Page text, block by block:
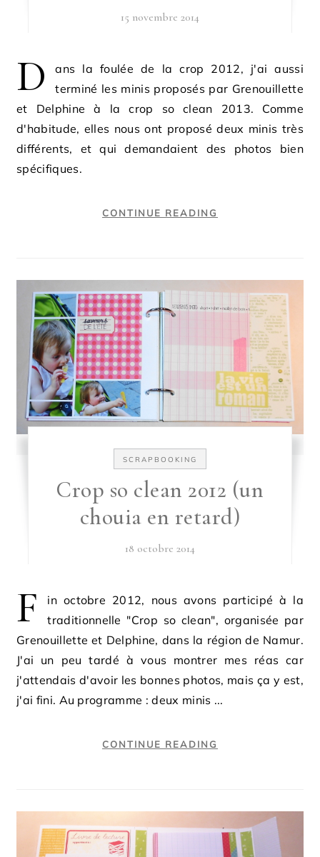
15 novembre 2014
D
ans la foulée de la crop 2012, j'ai aussi
terminé les minis proposés par Grenouillette
et Delphine à la crop so clean 2013. Comme
d'habitude, elles nous ont proposé deux minis très
différents, et qui demandaient des photos bien
spécifiques.
CONTINUE READING
SCRAPBOOKING
Crop so clean 2012 (un
chouia en retard)
18 octobre 2014
F
in octobre 2012, nous avons participé à la
traditionnelle "Crop so clean", organisée par
Grenouillette et Delphine, dans la région de Namur.
J'ai un peu tardé à vous montrer mes réas car
j'attendais d'avoir les bonnes photos, mais ça y est,
j'ai fini. Au programme : deux minis ...
CONTINUE READING